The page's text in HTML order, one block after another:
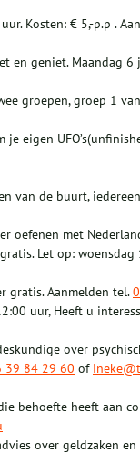
Kosten: € 5,-p.p .
en geniet. Maandag 6
groepen, groep 1
eigen
van de buurt,
oefenen met
Let op:
gratis. Aanmelden tel.
uur, Heeft u
over
39 84 29 60 of
behoefte heeft aan
over geldzaken